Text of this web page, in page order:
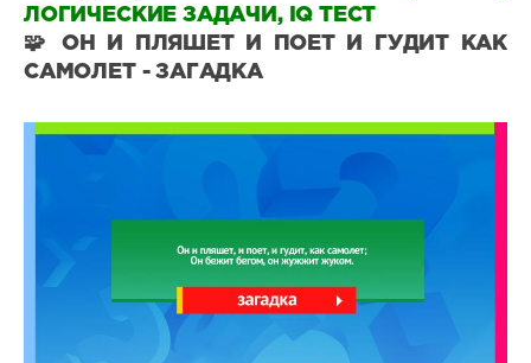
ЛОГИЧЕСКИЕ ЗАДАЧИ, IQ ТЕСТ
🧩 ОН И ПЛЯШЕТ И ПОЕТ И ГУДИТ КАК
САМОЛЕТ - ЗАГАДКА